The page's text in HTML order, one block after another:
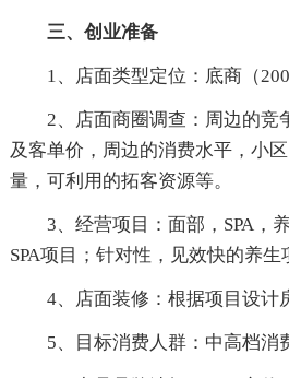
三、创业准备
1、店面类型定位：底商（
2、店面商圈调查：周边的竞
及客单价，周边的消费水平，小
量，可利用的拓客资源等。
3、经营项目：面部，SPA，
SPA项目；针对性，见效快的养生
4、店面装修：根据项目设计
5、目标消费人群：中高档消